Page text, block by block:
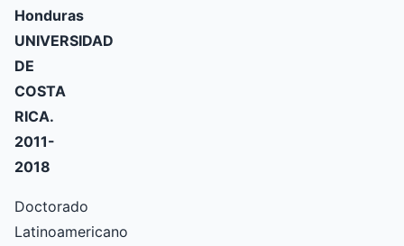
Honduras
UNIVERSIDAD
DE
COSTA
RICA.
2011-
2018
Doctorado
Latinoamericano